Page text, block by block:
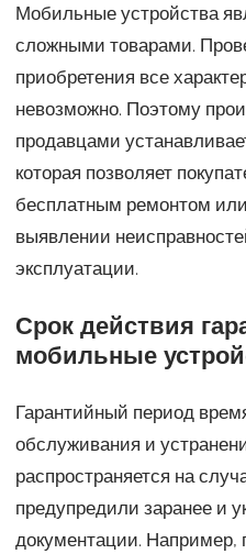
Мобильные устройства
сложными товарами.
приобретения все
невозможно. Поэтому
продавцами
которая позволяет
бесплатным ремонтом
выявлении
эксплуатации.
Срок действия
мобильные
Гарантийный период
обслуживания и
распространяется на
предупредили заранее и
документации. Например,